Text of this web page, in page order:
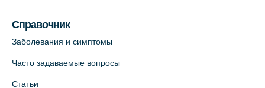
Медицинский центр на Кондратьевском
пр., 62к3 (официальный партнер)
Справочник
Заболевания и симптомы
Часто задаваемые вопросы
Статьи